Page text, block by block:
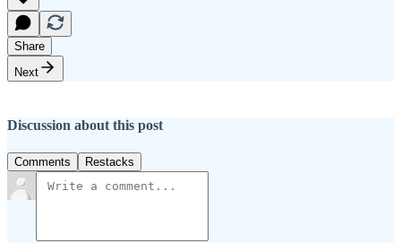
Share
Next
Discussion about this post
Comments Restacks